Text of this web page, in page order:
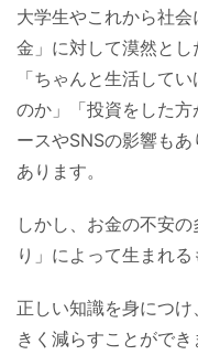
大学生やこれから社
金」に対して漠然とし
「ちゃんと生活して
のか」「投資をした
ースやSNSの影響も
あります。
しかし、お金の不安
り」によって生まれる
正しい知識を身につ
きく減らすことができ